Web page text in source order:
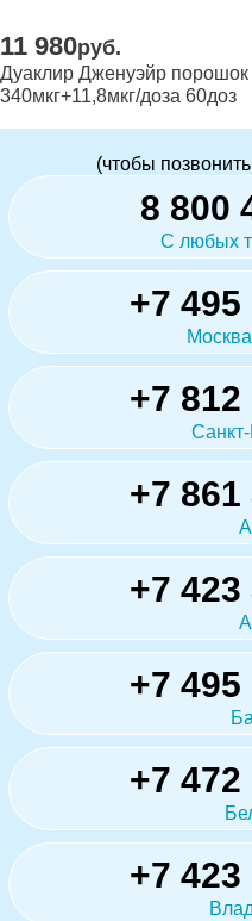
11 980руб.
Дуаклир Дженуэйр порошок
340мкг+11,8мкг/доза 60доз
(чтобы
8 800
С любых
+7 495
+7 812
+7 861
+7 423
+7 495
+7 472
+7 423